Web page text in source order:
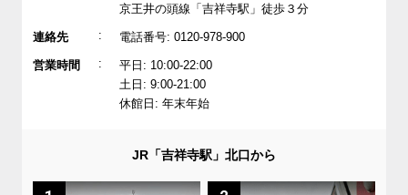
京王井の頭線「吉祥寺駅」徒歩３分
連絡先 : 電話番号: 0120-978-900
営業時間 :
平日: 10:00-22:00
土日: 9:00-21:00
休館日: 年末年始
JR「吉祥寺駅」北口から